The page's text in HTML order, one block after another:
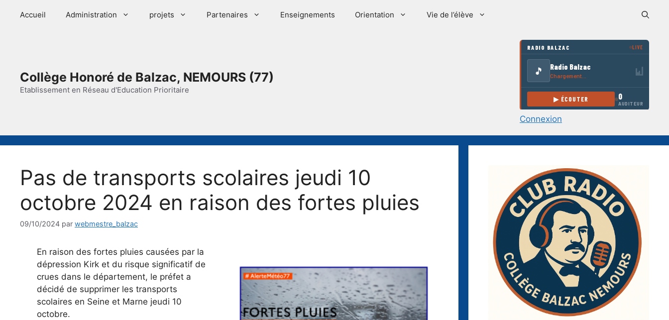
Accueil Administration projets Partenaires Enseignements Orientation Vie de l’élève
Collège Honoré de Balzac, NEMOURS (77)
Etablissement en Réseau d'Education Prioritaire
Connexion
Pas de transports scolaires jeudi 10
octobre 2024 en raison des fortes pluies
09/10/2024 par webmestre_balzac
En raison des fortes pluies causées par la
dépression Kirk et du risque significatif de
crues dans le département, le préfet a
décidé de supprimer les transports
scolaires en Seine et Marne jeudi 10
octobre.